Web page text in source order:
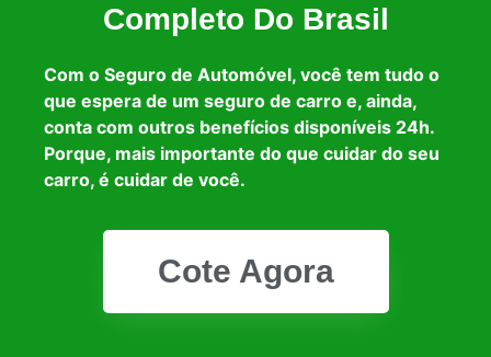
Completo Do Brasil
Com o Seguro de Automóvel, você tem tudo o
que espera de um seguro de carro e, ainda,
conta com outros benefícios disponíveis 24h.
Porque, mais importante do que cuidar do seu
carro, é cuidar de você.
Cote Agora